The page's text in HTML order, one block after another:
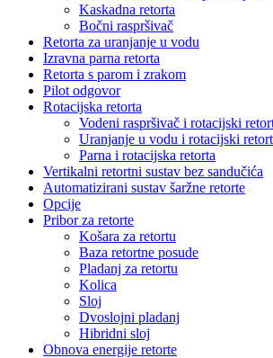
Kaskadna retorta
Bočni raspršivač
Retorta za uranjanje u vodu
Izravna parna retorta
Retorta s parom i zrakom
Pilot odgovor
Rotacijska retorta
Vodeni raspršivač i rotacijski
Uranjanje u vodu i rotacijski
Parna i rotacijska retorta
Vertikalni retortni sustav bez sandučića
Automatizirani sustav šaržne retorte
Opcije
Pribor za retorte
Košara za retortu
Baza retortne posude
Pladanj za retortu
Kolica
Sloj
Dvoslojni pladanj
Hibridni sloj
Obnova energije retorte